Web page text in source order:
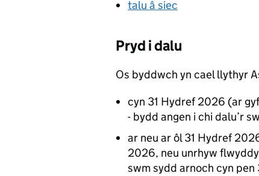
talu â siec
Pryd i dalu
Os byddwch yn cael llythyr
cyn 31 Hydref 2026 (ar
- bydd angen i chi dalu’r
ar neu ar ôl 31 Hydref
2026, neu unrhyw
swm sydd arnoch cyn